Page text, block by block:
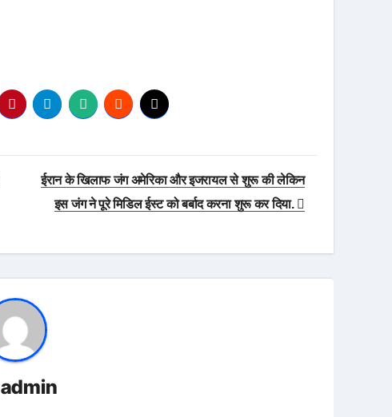
ईरान के खिलाफ जंग अमेरिका और इजरायल से शुरू की लेकिन
इस जंग ने पूरे मिडिल ईस्ट को बर्बाद करना शुरू कर दिया.
admin